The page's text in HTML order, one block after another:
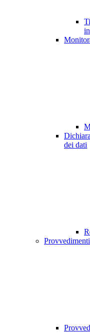
dei dati
Provvedimenti